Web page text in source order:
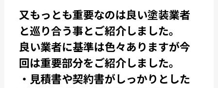
又もっとも重要なのは良い塗装業者
と巡り合う事とご紹介しました。
良い業者に基準は色々ありますが今
回は重要部分をご紹介しました。
・見積書や契約書がしっかりとした